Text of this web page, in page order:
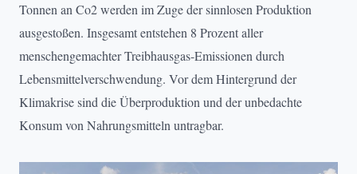
Tonnen an Co2 werden im Zuge der sinnlosen Produktion
ausgestoßen. Insgesamt entstehen 8 Prozent aller
menschengemachter Treibhausgas-Emissionen durch
Lebensmittelverschwendung. Vor dem Hintergrund der
Klimakrise sind die Überproduktion und der unbedachte
Konsum von Nahrungsmitteln untragbar.